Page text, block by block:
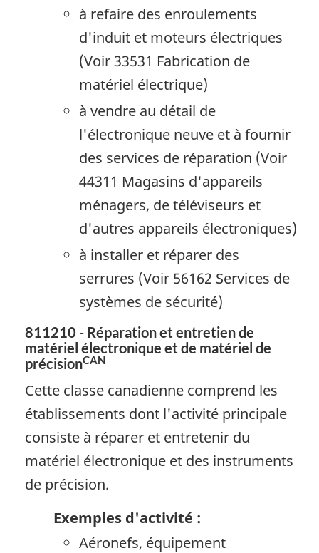
à refaire des enroulements
d'induit et moteurs électriques
(Voir 33531 Fabrication de
matériel électrique)
à vendre au détail de
l'électronique neuve et à fournir
des services de réparation (Voir
44311 Magasins d'appareils
ménagers, de téléviseurs et
d'autres appareils électroniques)
à installer et réparer des
serrures (Voir 56162 Services de
systèmes de sécurité)
811210 - Réparation et entretien de
matériel électronique et de matériel de
précisionCAN
Cette classe canadienne comprend les
établissements dont l'activité principale
consiste à réparer et entretenir du
matériel électronique et des instruments
de précision.
Exemples d'activité :
Aéronefs, équipement